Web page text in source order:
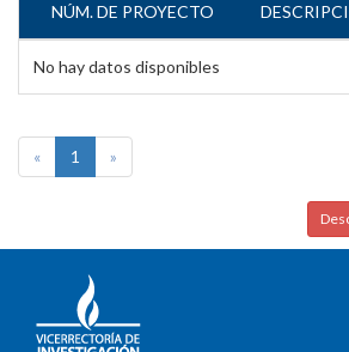
NÚM. DE PROYECTO
No hay datos disponibles
« 1 »